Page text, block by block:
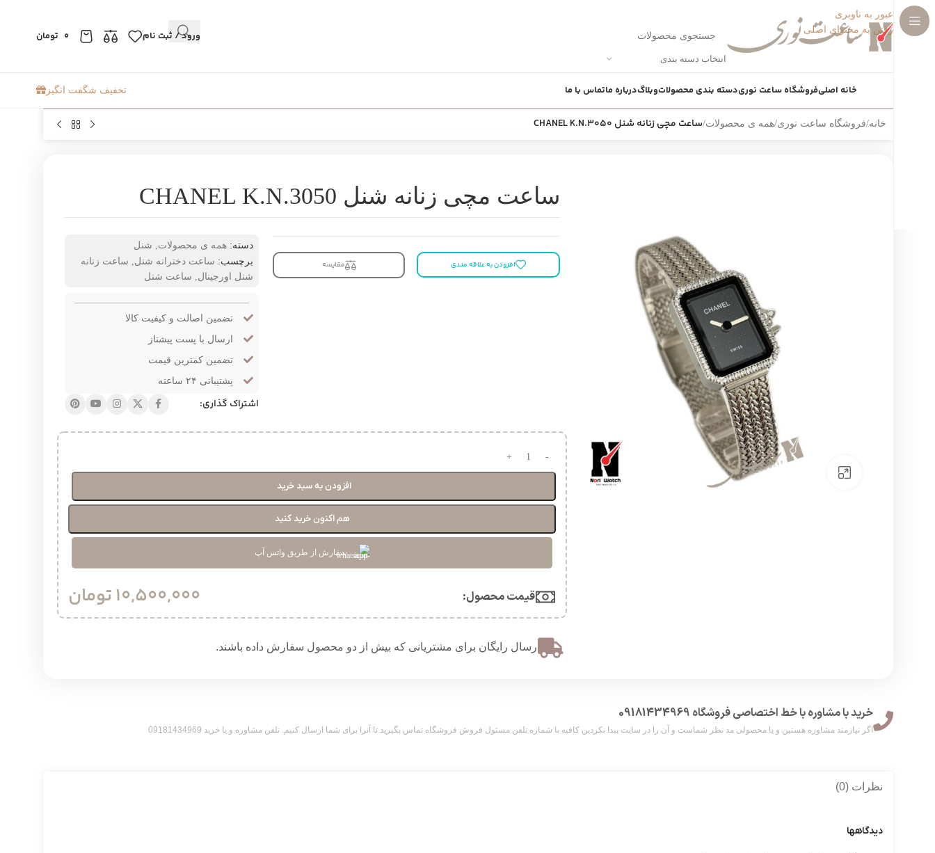
عبور به ناوبری
رفتن به محتوای اصلی
انتخاب دسته بندی
ورود / ثبت نام 0 تومان
خانه اصلیفروشگاه ساعت نوریدسته بندی محصولاتوبلاگدرباره ماتماس با ما تخفیف شگفت انگیز
خانه/فروشگاه ساعت نوری/همه ی محصولات/ساعت مچی زنانه شنل CHANEL K.N.3050
بزرگنمایی تصویر
ساعت مچی زنانه شنل CHANEL K.N.3050
افزودن به علاقه مندی مقایسه
دسته: همه ی محصولات, شنل
برچسب: ساعت دخترانه شنل, ساعت زنانه
شنل اورجینال, ساعت شنل
تضمین اصالت و کیفیت کالا
ارسال با پست پیشتاز
تضمین کمترین قیمت
پشتیبانی ۲۴ ساعته
اشتراک گذاری:
افزودن به سبد خرید
هم اکنون خرید کنید
سفارش از طریق واتس آپ
قیمت محصول:​ 10,500,000تومان
ارسال رایگان برای مشتریانی که بیش از دو محصول سفارش داده باشند.​
خرید با مشاوره با خط اختصاصی فروشگاه 09181434969
اگر نیازمند مشاوره هستین و یا محصولی مد نظر شماست و آن را در سایت پیدا نکردین کافیه با شماره تلفن مسئول فروش فروشگاه تماس بگیرید تا آنرا برای شما ارسال کنیم. تلفن مشاوره و یا خرید 09181434969
نظرات (0)
دیدگاهها